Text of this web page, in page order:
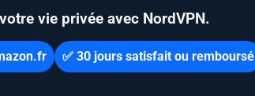
vie privée avec NordVPN.
✅ 30 jours satisfait ou remboursé